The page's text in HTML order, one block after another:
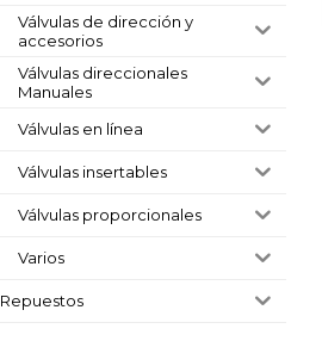
Válvulas de dirección y
accesorios
Válvulas direccionales
Manuales
Válvulas en línea
Válvulas insertables
Válvulas proporcionales
Varios
Repuestos